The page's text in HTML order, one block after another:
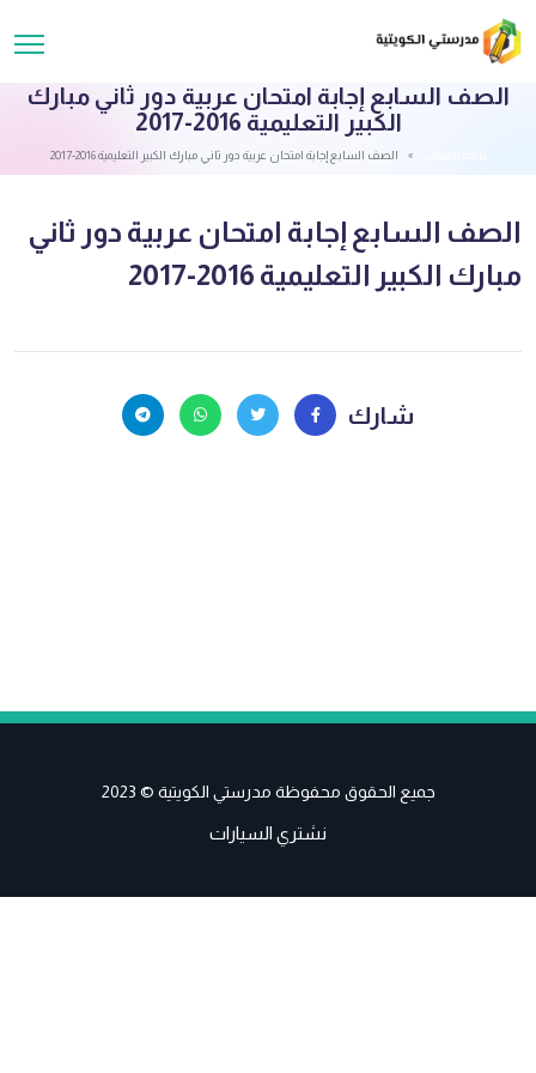
الصف السابع إجابة امتحان عربية دور ثاني مبارك
الكبير التعليمية 2016-2017
الصف السابع إجابة امتحان عربية دور ثاني مبارك الكبير التعليمية 2016-2017
الصف السابع إجابة امتحان عربية دور ثاني
مبارك الكبير التعليمية 2016-2017
شارك
جميع الحقوق محفوظة مدرستي الكويتية © 2023
نشتري السيارات